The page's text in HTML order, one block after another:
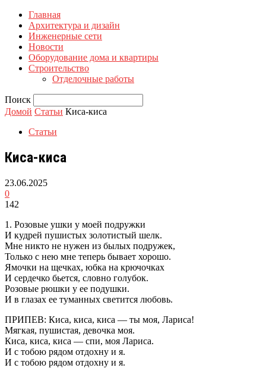
Главная
Архитектура и дизайн
Инженерные сети
Новости
Оборудование дома и квартиры
Строительство
Отделочные работы
Поиск
Домой Статьи Киса-киса
Статьи
Киса-киса
23.06.2025
0
142
1. Розовые ушки у моей подружки
И кудрей пушистых золотистый шелк.
Мне никто не нужен из былых подружек,
Только с нею мне теперь бывает хорошо.
Ямочки на щечках, юбка на крючочках
И сердечко бьется, словно голубок.
Розовые рюшки у ее подушки.
И в глазах ее туманных светится любовь.
ПРИПЕВ: Киса, киса, киса — ты моя, Лариса!
Мягкая, пушистая, девочка моя.
Киса, киса, киса — спи, моя Лариса.
И с тобою рядом отдохну и я.
И с тобою рядом отдохну и я.